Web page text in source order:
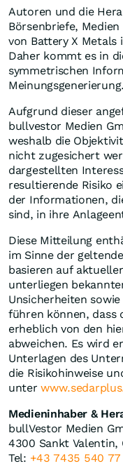
Autoren und die
Börsenbriefe,
von Battery X Metals
Daher kommt es in
symmetrischen
Meinungsgenerierung.
Aufgrund dieser
bullvestor Medien
weshalb die
nicht zugesichert
dargestellten
resultierende Risiko
der Informationen,
sind, in ihre
Diese Mitteilung
im Sinne der
basieren auf
unterliegen
Unsicherheiten
führen können, dass
erheblich von den
abweichen. Es wird
Unterlagen des
die Risikohinweise
unter
Medieninhaber &
bullVestor Medien
4300 Sankt Valentin,
Tel: +43 7435 540 77